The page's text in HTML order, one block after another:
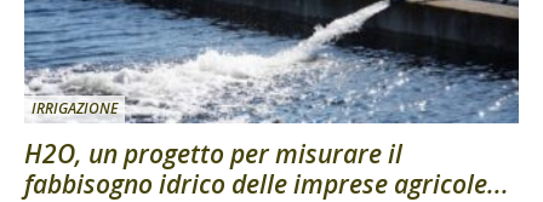
IRRIGAZIONE
H2O, un progetto per misurare il
fabbisogno idrico delle imprese agricole...